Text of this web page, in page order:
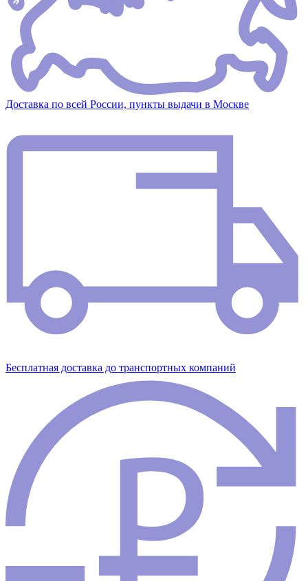
Доставка по всей России, пункты выдачи в Москве
Бесплатная доставка до транспортных компаний